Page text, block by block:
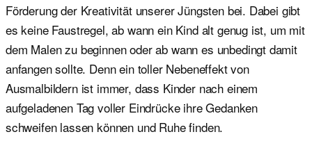
Förderung der Kreativität unserer Jüngsten bei. Dabei gibt
es keine Faustregel, ab wann ein Kind alt genug ist, um mit
dem Malen zu beginnen oder ab wann es unbedingt damit
anfangen sollte. Denn ein toller Nebeneffekt von
Ausmalbildern ist immer, dass Kinder nach einem
aufgeladenen Tag voller Eindrücke ihre Gedanken
schweifen lassen können und Ruhe finden.